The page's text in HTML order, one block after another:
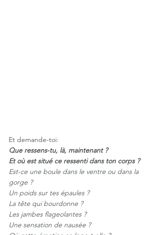
Et demande-toi:
Que ressens-tu, là, maintenant ?
Et où est situé ce ressenti dans ton corps ?
Est-ce une boule dans le ventre ou dans la
gorge ?
Un poids sur tes épaules ?
La tête qui bourdonne ?
Les jambes flageolantes ?
Une sensation de nausée ?